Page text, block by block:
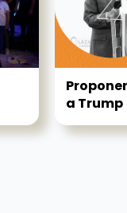
a Trump